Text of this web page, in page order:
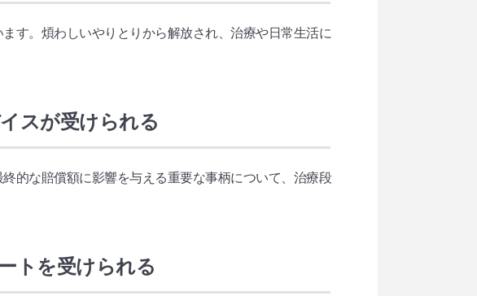
す。煩わしいやりとりから解放され、治療や日常生活に
スが受けられる
的な賠償額に影響を与える重要な事柄について、治療段
トを受けられる